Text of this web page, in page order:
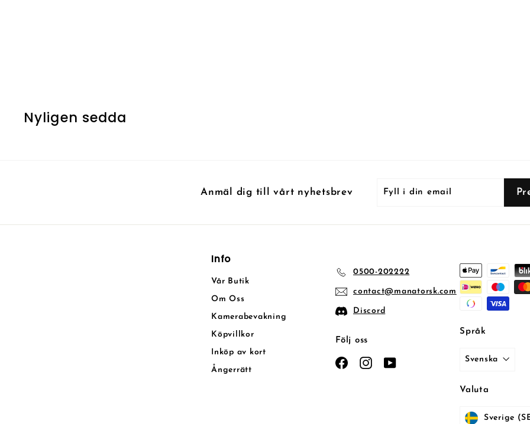
Nyligen sedda
Anmäl dig till vårt nyhetsbrev
Info
Vår Butik
Om Oss
Kamerabevakning
Köpvillkor
Inköp av kort
Ångerrätt
0500-202222
contact@manatorsk.com
Discord
Följ oss
FacebookInstagram
Språk
Svenska
Valuta